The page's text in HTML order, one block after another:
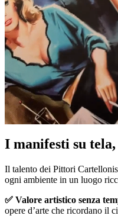
Pause
I manifesti su
Il talento dei Pittori
ogni ambiente in un luogo
✅ Valore artistico senza
opere d’arte che ricordano il